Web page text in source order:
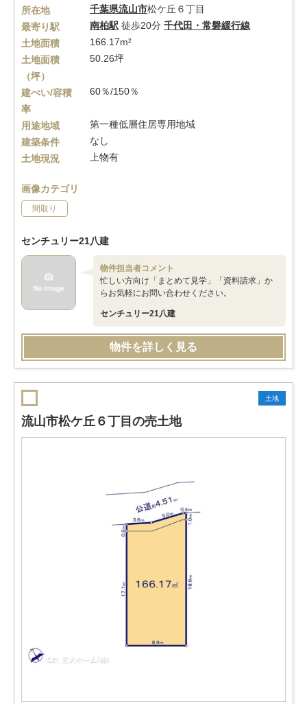
所在地 千葉県流山市松ケ丘６丁目
最寄り駅
南柏駅 徒歩20分 千代田・常磐緩行線
土地面積
166.17m²
土地面積
（坪）
50.26坪
建ぺい/容積
率
60％/150％
用途地域
第一種低層住居専用地域
建築条件
なし
土地現況
上物有
画像カテゴリ
間取り
センチュリー21八建
物件担当者コメント
忙しい方向け「まとめて見学」「資料請求」か
らお気軽にお問い合わせください。
センチュリー21八建
物件を詳しく見る
土地
流山市松ケ丘６丁目の売土地